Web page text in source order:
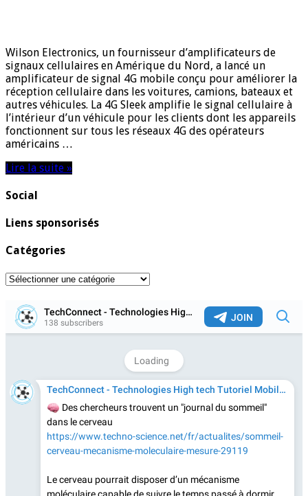
Wilson Electronics, un fournisseur d’amplificateurs de
signaux cellulaires en Amérique du Nord, a lancé un
amplificateur de signal 4G mobile conçu pour améliorer la
réception cellulaire dans les voitures, camions, bateaux et
autres véhicules. La 4G Sleek amplifie le signal cellulaire à
l’intérieur d’un véhicule pour les clients dont les appareils
fonctionnent sur tous les réseaux 4G des opérateurs
américains …
Lire la suite »
Social
Liens sponsorisés
Catégories
Catégories